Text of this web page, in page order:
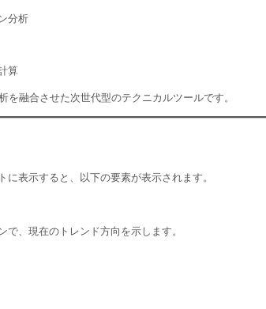
分析
算
を融合させた次世代型のテクニカルツールです。
に表示すると、以下の要素が表示されます。
で、現在のトレンド方向を示します。